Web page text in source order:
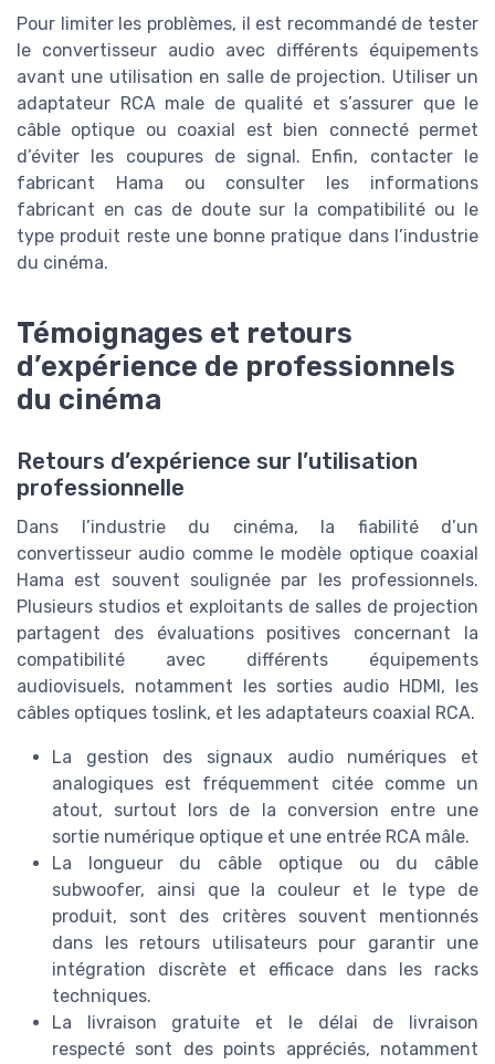
Pour limiter les problèmes, il est recommandé de tester
le convertisseur audio avec différents équipements
avant une utilisation en salle de projection. Utiliser un
adaptateur RCA male de qualité et s’assurer que le
câble optique ou coaxial est bien connecté permet
d’éviter les coupures de signal. Enfin, contacter le
fabricant Hama ou consulter les informations
fabricant en cas de doute sur la compatibilité ou le
type produit reste une bonne pratique dans l’industrie
du cinéma.
Témoignages et retours
d’expérience de professionnels
du cinéma
Retours d’expérience sur l’utilisation
professionnelle
Dans l’industrie du cinéma, la fiabilité d’un
convertisseur audio comme le modèle optique coaxial
Hama est souvent soulignée par les professionnels.
Plusieurs studios et exploitants de salles de projection
partagent des évaluations positives concernant la
compatibilité avec différents équipements
audiovisuels, notamment les sorties audio HDMI, les
câbles optiques toslink, et les adaptateurs coaxial RCA.
La gestion des signaux audio numériques et
analogiques est fréquemment citée comme un
atout, surtout lors de la conversion entre une
sortie numérique optique et une entrée RCA mâle.
La longueur du câble optique ou du câble
subwoofer, ainsi que la couleur et le type de
produit, sont des critères souvent mentionnés
dans les retours utilisateurs pour garantir une
intégration discrète et efficace dans les racks
techniques.
La livraison gratuite et le délai de livraison
respecté sont des points appréciés, notamment